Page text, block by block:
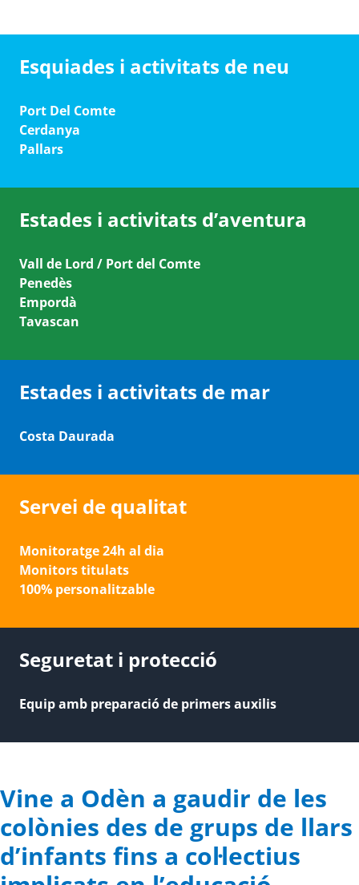
Esquiades i activitats de neu
Port Del Comte
Cerdanya
Pallars
Estades i activitats d’aventura
Vall de Lord / Port del Comte
Penedès
Empordà
Tavascan
Estades i activitats de mar
Costa Daurada
Servei de qualitat
Monitoratge 24h al dia
Monitors titulats
100% personalitzable
Seguretat i protecció
Equip amb preparació de primers auxilis
Vine a Odèn a gaudir de les
colònies des de grups de llars
d’infants fins a col·lectius